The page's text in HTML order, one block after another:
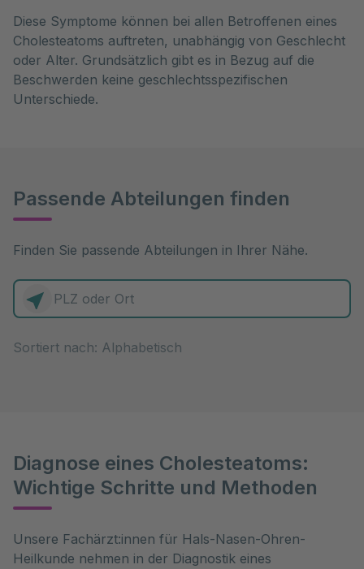
Diese Symptome können bei allen Betroffenen eines
Cholesteatoms auftreten, unabhängig von Geschlecht
oder Alter. Grundsätzlich gibt es in Bezug auf die
Beschwerden keine geschlechtsspezifischen
Unterschiede.
Passende Abteilungen finden
Finden Sie passende Abteilungen in Ihrer Nähe.
Diagnose eines Cholesteatoms:
Wichtige Schritte und Methoden
Unsere Fachärzt:innen für Hals-Nasen-Ohren-
Heilkunde nehmen in der Diagnostik eines